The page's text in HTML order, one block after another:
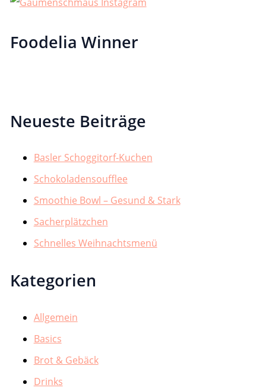
Foodelia Winner
Neueste Beiträge
Basler Schoggitorf-Kuchen
Schokoladensoufflee
Smoothie Bowl – Gesund & Stark
Sacherplätzchen
Schnelles Weihnachtsmenü
Kategorien
Allgemein
Basics
Brot & Gebäck
Drinks